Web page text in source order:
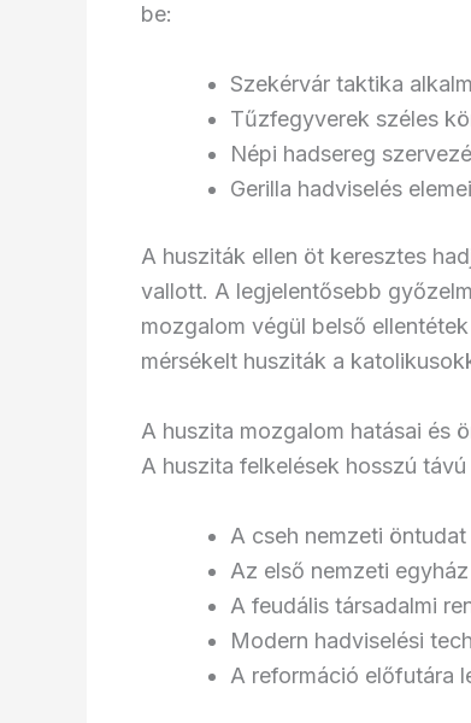
be:
Szekérvár taktika
Tűzfegyverek széles
Népi hadsereg
Gerilla hadviselés elemei
A husziták ellen öt keresztes
vallott. A legjelentősebb
mozgalom végül belső
mérsékelt husziták a
A huszita mozgalom hatásai és
A huszita felkelések hosszú
A cseh nemzeti
Az első nemzeti
A feudális társadalmi
Modern hadviselési
A reformáció előfutára